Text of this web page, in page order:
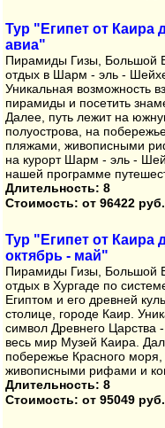
Тур "Египет от Каира
авиа"
Пирамиды Гизы, Большой
отдых в Шарм - эль -
Уникальная возможность
пирамиды и посетить
Далее, путь лежит на
полуострова, на
пляжами, живописными
на курорт Шарм - эль -
нашей программе
Длительность: 8
Стоимость: от 96422
Тур "Египет от Каира
октябрь - май"
Пирамиды Гизы, Большой
отдых в Хургаде по
Египтом и его древней
столице, городе Каир.
символ Древнего Царства
весь мир Музей Каира.
побережье Красного
живописными рифами и
Длительность: 8
Стоимость: от 95049